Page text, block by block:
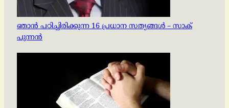
ഞാൻ പഠിച്ചിരിക്കുന്ന 16 പ്രധാന സത്യങ്ങൾ – സാക്
പുന്നൻ